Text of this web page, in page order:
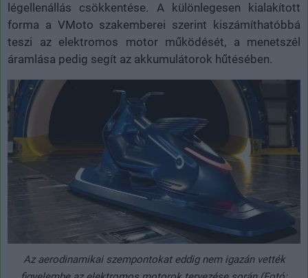
légellenállás csökkentése. A különlegesen kialakított
forma a VMoto szakemberei szerint kiszámíthatóbbá
teszi az elektromos motor működését, a menetszél
áramlása pedig segít az akkumulátorok hűtésében.
Az aerodinamikai szempontokat eddig nem igazán vették